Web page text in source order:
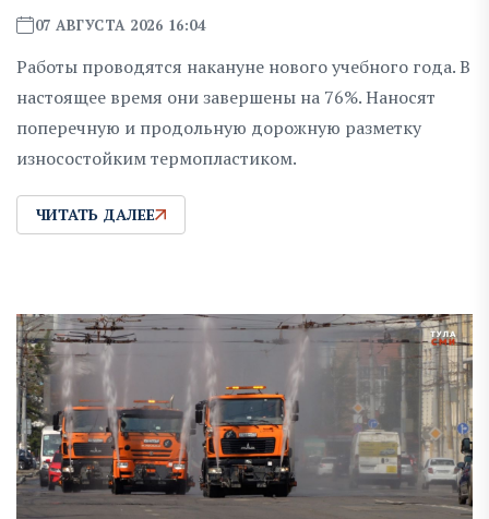
07 АВГУСТА 2026 16:04
Работы проводятся накануне нового учебного года. В
настоящее время они завершены на 76%. Наносят
поперечную и продольную дорожную разметку
износостойким термопластиком.
ЧИТАТЬ ДАЛЕЕ